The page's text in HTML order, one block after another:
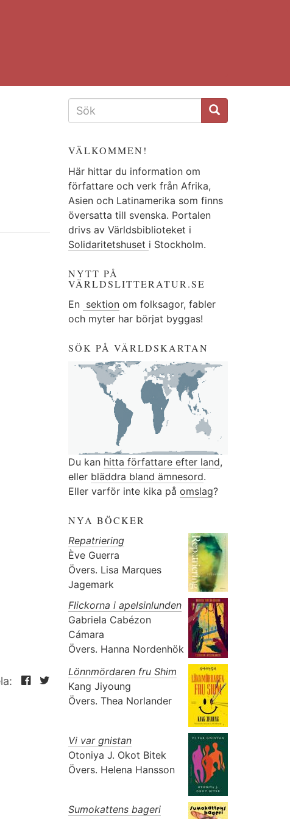
SÖKFORMULÄR
VÄLKOMMEN!
Här hittar du information om
författare och verk från Afrika,
Asien och Latinamerika som finns
översatta till svenska. Portalen
drivs av Världsbiblioteket i
Solidaritetshuset i Stockholm.
NYTT PÅ
VÄRLDSLITTERATUR.SE
En sektionom folksagor, fabler
och myter har börjat byggas!
SÖK PÅ VÄRLDSKARTAN
Du kan hitta författare efter land,
eller bläddra bland ämnesord.
Eller varför inte kika på omslag?
NYA BÖCKER
Repatriering
Ève Guerra
Övers. Lisa Marques
Jagemark
Flickorna i apelsinlunden
Gabriela Cabézon
Cámara
Övers. Hanna Nordenhök
Lönnmördaren fru Shim
Kang Jiyoung
Övers. Thea Norlander
Vi var gnistan
Otoniya J. Okot Bitek
Övers. Helena Hansson
Sumokattens bageri